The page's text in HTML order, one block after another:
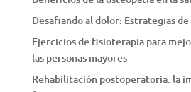
Desafiando al dolor: Estrategias
Ejercicios de fisioterapia para
las personas mayores
Rehabilitación postoperatoria: la